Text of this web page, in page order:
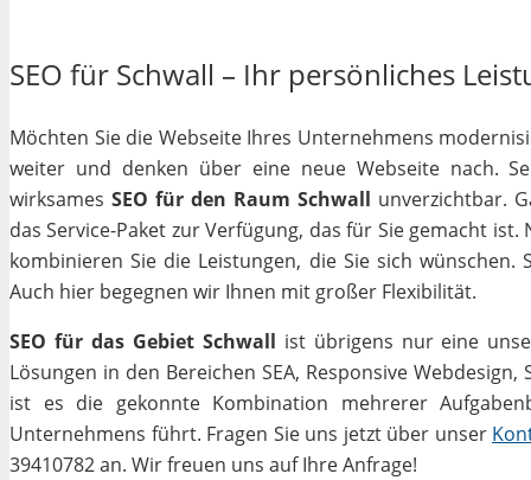
SEO für Schwall – Ihr persönliches
Möchten Sie die Webseite Ihres Unternehmens
weiter und denken über eine neue Webseite nach.
wirksames SEO für den Raum Schwall unverzichtbar.
das Service-Paket zur Verfügung, das für Sie gemacht
kombinieren Sie die Leistungen, die Sie sich wünschen.
Auch hier begegnen wir Ihnen mit großer Flexibilität.
SEO für das Gebiet Schwall ist übrigens nur eine
Lösungen in den Bereichen SEA, Responsive
ist es die gekonnte Kombination mehrerer
Unternehmens führt. Fragen Sie uns jetzt über unser
39410782 an. Wir freuen uns auf Ihre Anfrage!